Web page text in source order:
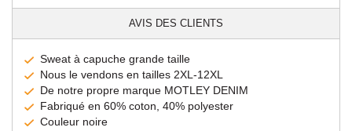
AVIS DES CLIENTS
Sweat à capuche grande taille
Nous le vendons en tailles 2XL-12XL
De notre propre marque MOTLEY DENIM
Fabriqué en 60% coton, 40% polyester
Couleur noire